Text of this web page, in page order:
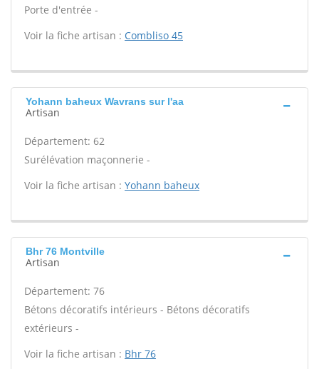
Porte d'entrée -
Voir la fiche artisan : Combliso 45
Yohann baheux Wavrans sur l'aa
Artisan
Département: 62
Surélévation maçonnerie -
Voir la fiche artisan : Yohann baheux
Bhr 76 Montville
Artisan
Département: 76
Bétons décoratifs intérieurs - Bétons décoratifs
extérieurs -
Voir la fiche artisan : Bhr 76